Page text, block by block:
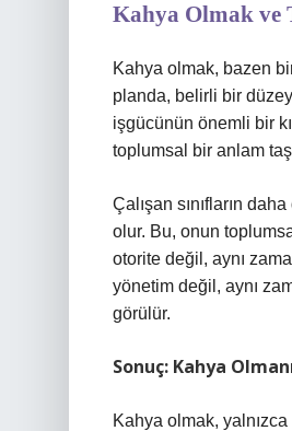
Kahya Olmak ve
Kahya olmak, bazen
planda, belirli bir
işgücünün önemli bir
toplumsal bir anlam
Çalışan sınıfların
olur. Bu, onun
otorite değil, aynı
yönetim değil, aynı
görülür.
Sonuç: Kahya
Kahya olmak,